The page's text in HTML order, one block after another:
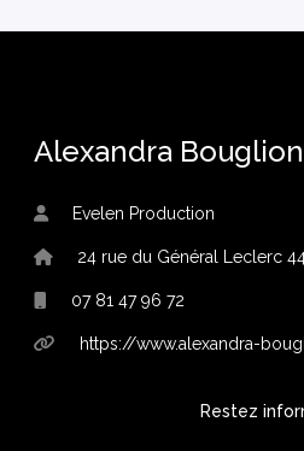
Alexandra
Evelen Production
24 rue du Général Leclerc
07 81 47 96 72
https://www.alexandra-
Restez